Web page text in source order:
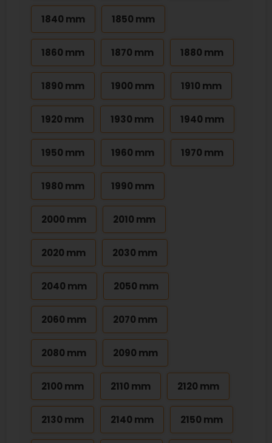
1840 mm 1850 mm
1860 mm 1870 mm 1880 mm
1890 mm 1900 mm 1910 mm
1920 mm 1930 mm 1940 mm
1950 mm 1960 mm 1970 mm
1980 mm 1990 mm
2000 mm 2010 mm
2020 mm 2030 mm
2040 mm 2050 mm
2060 mm 2070 mm
2080 mm 2090 mm
2100 mm 2110 mm 2120 mm
2130 mm 2140 mm 2150 mm